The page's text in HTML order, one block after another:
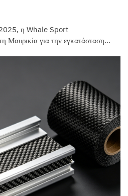
η Whale Sport
Μαυρικία για την εγκατάσταση
από τη Μαυρικία, τη R&...